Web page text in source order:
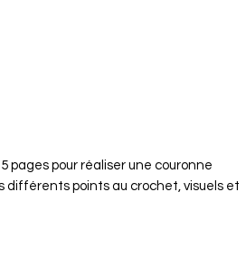
pages pour réaliser une couronne
différents points au crochet, visuels et